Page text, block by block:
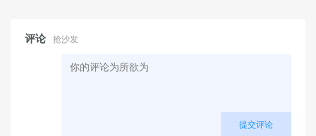
评论 抢沙发
提交评论